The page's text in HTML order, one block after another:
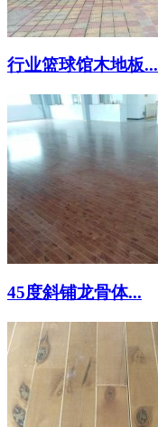
行业篮球馆木地板...
45度斜铺龙骨体...